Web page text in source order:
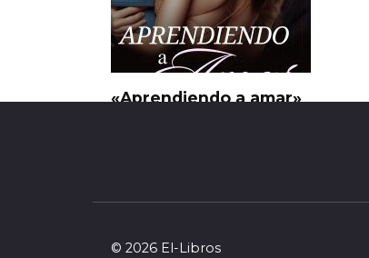
«Aprendiendo a amar»
© 2026 El-Libros